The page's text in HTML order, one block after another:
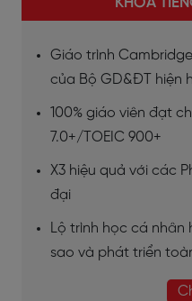
Giáo trình
của Bộ GD&ĐT hiện
100% giáo viên đạt
7.0+/TOEIC 900+
X3 hiệu quả với các
đại
Lộ trình học cá
sao và phát triển